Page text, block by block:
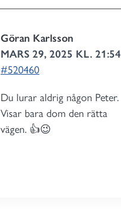
Göran Karlsson
MARS 29, 2025 KL. 21:54
#520460
Du lurar aldrig någon Peter.
Visar bara dom den rätta
vägen. 👍😉